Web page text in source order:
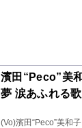
濱田“Peco”美
夢 涙あふれる歌
(Vo)濱田“Peco”美